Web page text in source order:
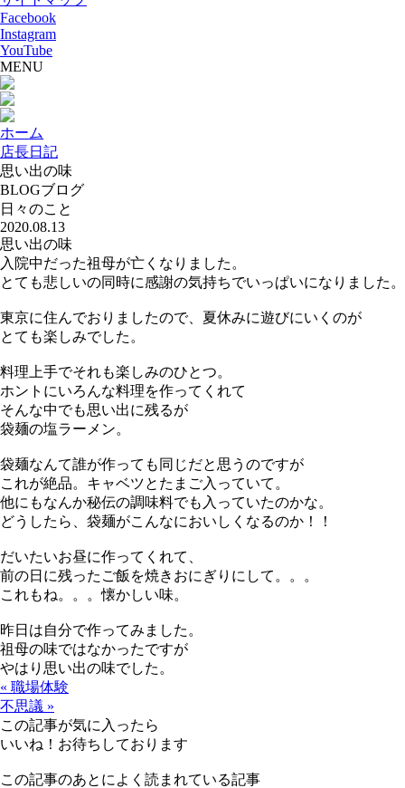
Facebook
Instagram
YouTube
MENU
ホーム
店長日記
思い出の味
BLOGブログ
日々のこと
2020.08.13
思い出の味
入院中だった祖母が亡くなりました。
とても悲しいの同時に感謝の気持ちでいっぱいになりました。
東京に住んでおりましたので、夏休みに遊びにいくのが
とても楽しみでした。
料理上手でそれも楽しみのひとつ。
ホントにいろんな料理を作ってくれて
そんな中でも思い出に残るが
袋麺の塩ラーメン。
袋麺なんて誰が作っても同じだと思うのですが
これが絶品。キャベツとたまご入っていて。
他にもなんか秘伝の調味料でも入っていたのかな。
どうしたら、袋麺がこんなにおいしくなるのか！！
だいたいお昼に作ってくれて、
前の日に残ったご飯を焼きおにぎりにして。。。
これもね。。。懐かしい味。
昨日は自分で作ってみました。
祖母の味ではなかったですが
やはり思い出の味でした。
« 職場体験
不思議 »
この記事が気に入ったら
いいね！お待ちしております
この記事のあとによく読まれている記事